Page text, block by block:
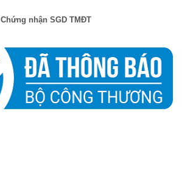
Chứng nhận SGD TMĐT